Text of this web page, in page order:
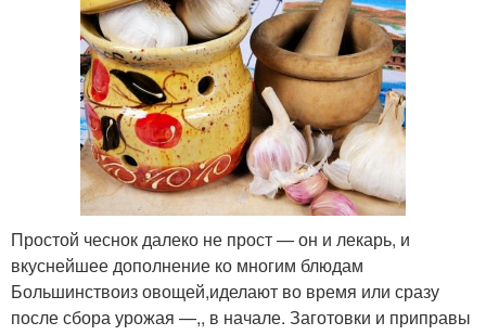
Простой чеснок далеко не прост — он и лекарь, и
вкуснейшее дополнение ко многим блюдам
Большинствоиз овощей,иделают во время или сразу
после сбора урожая —,, в начале. Заготовки и приправы